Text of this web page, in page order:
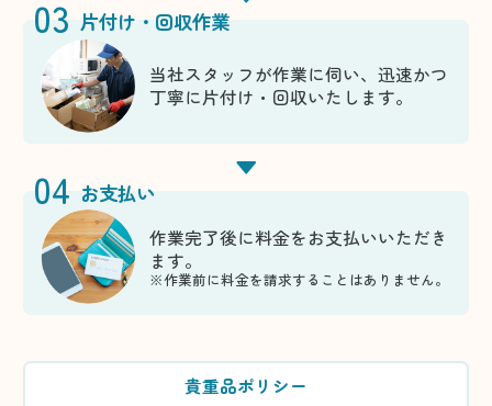
03 片付け・回収作業
当社スタッフが作業に伺い、迅速かつ
丁寧に片付け・回収いたします。
04 お支払い
作業完了後に料金をお支払いいただき
ます。
※作業前に料金を請求することはありません。
貴重品ポリシー